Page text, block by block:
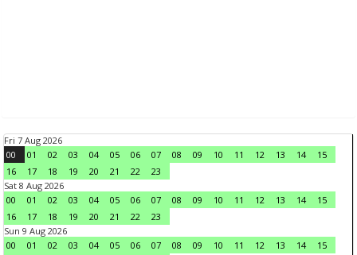
Fri 7 Aug 2026
00
01 02 03 04 05 06 07 08 09 10 11 12 13 14
15
16
17 18 19 20 21 22
23
Sat 8 Aug 2026
00
01 02 03 04 05 06 07 08 09 10 11 12 13 14
15
16
17 18 19 20 21 22
23
Sun 9 Aug 2026
00
01 02 03 04 05 06 07 08 09 10 11 12 13 14
15